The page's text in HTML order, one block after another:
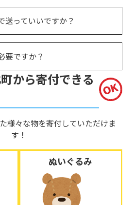
送っていいですか？
要ですか？
から寄付できる
様々な物を寄付していただけま
す！
ぬいぐるみ